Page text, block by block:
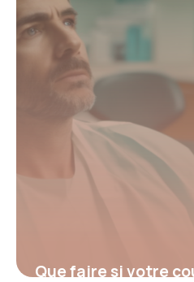
Que faire si votre